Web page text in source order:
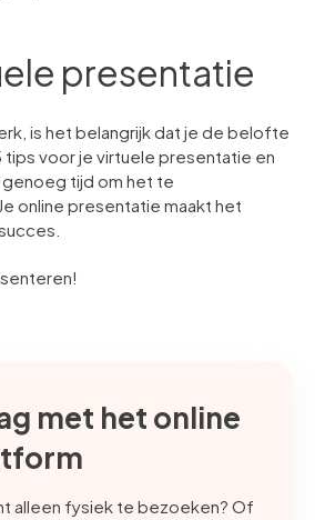
presentatie
is het belangrijk dat je de belofte
tips voor je virtuele presentatie en
tijd om het te
online presentatie maakt het
met het online
alleen fysiek te bezoeken? Of